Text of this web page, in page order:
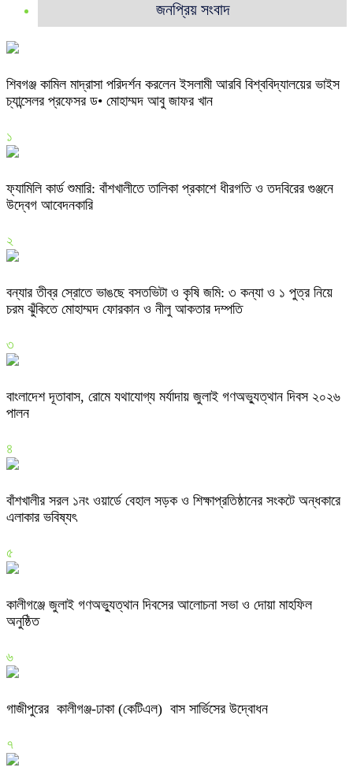
জনপ্রিয় সংবাদ
শিবগঞ্জ কামিল মাদ্রাসা পরিদর্শন করলেন ইসলামী আরবি বিশ্ববিদ্যালয়ের ভাইস
চ্যান্সেলর প্রফেসর ড• মোহাম্মদ আবু জাফর খান
১
ফ্যামিলি কার্ড শুমারি: বাঁশখালীতে তালিকা প্রকাশে ধীরগতি ও তদবিরের গুঞ্জনে
উদ্বেগ আবেদনকারি
২
বন্যার তীব্র স্রোতে ভাঙছে বসতভিটা ও কৃষি জমি: ৩ কন্যা ও ১ পুত্র নিয়ে
চরম ঝুঁকিতে মোহাম্মদ ফোরকান ও নীলু আকতার দম্পতি
৩
বাংলাদেশ দূতাবাস, রোমে যথাযোগ্য মর্যাদায় জুলাই গণঅভ্যুত্থান দিবস ২০২৬
পালন
৪
বাঁশখালীর সরল ১নং ওয়ার্ডে বেহাল সড়ক ও শিক্ষাপ্রতিষ্ঠানের সংকটে অন্ধকারে
এলাকার ভবিষ্যৎ
৫
কালীগঞ্জে জুলাই গণঅভ্যুত্থান দিবসের আলোচনা সভা ও দোয়া মাহফিল
অনুষ্ঠিত
৬
গাজীপুরের কালীগঞ্জ-ঢাকা (কেটিএল) বাস সার্ভিসের উদ্বোধন
৭